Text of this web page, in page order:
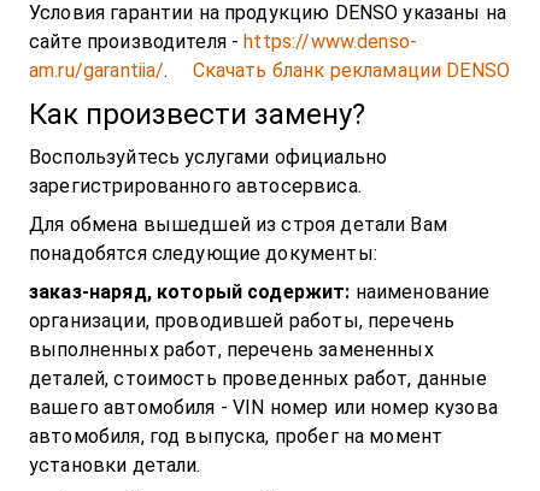
Условия гарантии на продукцию DENSO указаны на
сайте производителя - https://www.denso-
am.ru/garantiia/. Скачать бланк рекламации DENSO
Как произвести замену?
Воспользуйтесь услугами официально
зарегистрированного автосервиса.
Для обмена вышедшей из строя детали Вам
понадобятся следующие документы:
заказ-наряд, который содержит: наименование
организации, проводившей работы, перечень
выполненных работ, перечень замененных
деталей, стоимость проведенных работ, данные
вашего автомобиля - VIN номер или номер кузова
автомобиля, год выпуска, пробег на момент
установки детали.